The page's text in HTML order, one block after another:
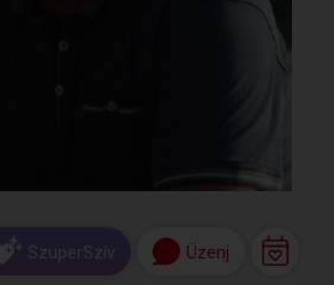
SzuperSzív Üzenj